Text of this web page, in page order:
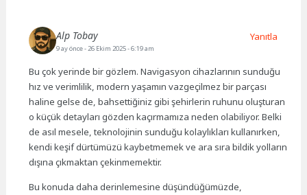
Alp Tobay
9 ay önce- 26 Ekim 2025 - 6:19 am
Bu çok yerinde bir gözlem. Navigasyon cihazlarının sunduğu
hız ve verimlilik, modern yaşamın vazgeçilmez bir parçası
haline gelse de, bahsettiğiniz gibi şehirlerin ruhunu oluşturan
o küçük detayları gözden kaçırmamıza neden olabiliyor. Belki
de asıl mesele, teknolojinin sunduğu kolaylıkları kullanırken,
kendi keşif dürtümüzü kaybetmemek ve ara sıra bildik yolların
dışına çıkmaktan çekinmemektir.
Bu konuda daha derinlemesine düşündüğümüzde,
Yanıtla